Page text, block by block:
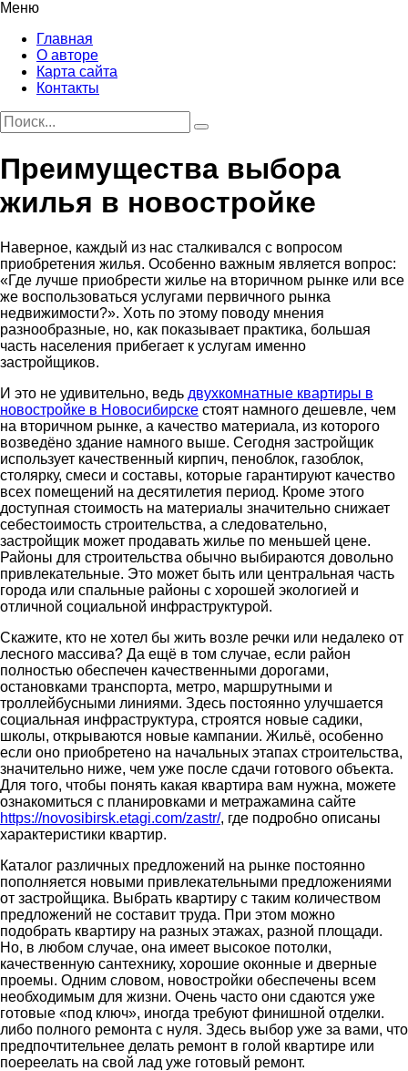
Меню
Главная
О авторе
Карта сайта
Контакты
Преимущества выбора
жилья в новостройке
Наверное, каждый из нас сталкивался с вопросом
приобретения жилья. Особенно важным является вопрос:
«Где лучше приобрести жилье на вторичном рынке или все
же воспользоваться услугами первичного рынка
недвижимости?». Хоть по этому поводу мнения
разнообразные, но, как показывает практика, большая
часть населения прибегает к услугам именно
застройщиков.
И это не удивительно, ведь двухкомнатные квартиры в
новостройке в Новосибирске стоят намного дешевле, чем
на вторичном рынке, а качество материала, из которого
возведёно здание намного выше. Сегодня застройщик
использует качественный кирпич, пеноблок, газоблок,
столярку, смеси и составы, которые гарантируют качество
всех помещений на десятилетия период. Кроме этого
доступная стоимость на материалы значительно снижает
себестоимость строительства, а следовательно,
застройщик может продавать жилье по меньшей цене.
Районы для строительства обычно выбираются довольно
привлекательные. Это может быть или центральная часть
города или спальные районы с хорошей экологией и
отличной социальной инфраструктурой.
Скажите, кто не хотел бы жить возле речки или недалеко от
лесного массива? Да ещё в том случае, если район
полностью обеспечен качественными дорогами,
остановками транспорта, метро, маршрутными и
троллейбусными линиями. Здесь постоянно улучшается
социальная инфраструктура, строятся новые садики,
школы, открываются новые кампании. Жильё, особенно
если оно приобретено на начальных этапах строительства,
значительно ниже, чем уже после сдачи готового объекта.
Для того, чтобы понять какая квартира вам нужна, можете
ознакомиться с планировками и метражамина сайте
https://novosibirsk.etagi.com/zastr/, где подробно описаны
характеристики квартир.
Каталог различных предложений на рынке постоянно
пополняется новыми привлекательными предложениями
от застройщика. Выбрать квартиру с таким количеством
предложений не составит труда. При этом можно
подобрать квартиру на разных этажах, разной площади.
Но, в любом случае, она имеет высокое потолки,
качественную сантехнику, хорошие оконные и дверные
проемы. Одним словом, новостройки обеспечены всем
необходимым для жизни. Очень часто они сдаются уже
готовые «под ключ», иногда требуют финишной отделки.
либо полного ремонта с нуля. Здесь выбор уже за вами, что
предпочтительнее делать ремонт в голой квартире или
поереелать на свой лад уже готовый ремонт.